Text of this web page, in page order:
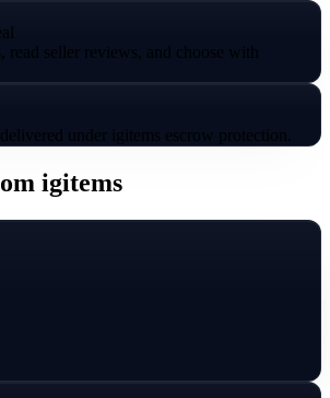
read seller reviews, and choose with
under igitems escrow protection.
igitems